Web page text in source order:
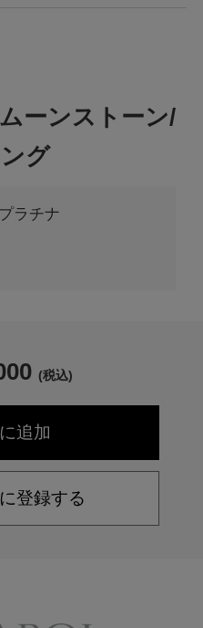
ーンストーン/
グ
プラチナ
(税込)
登録する